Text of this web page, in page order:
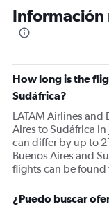
Range:
12
categories.
chart
has
1
Y
axis
displaying
values.
Range:
0
to
2400.
Información
How long is the
Sudáfrica?
LATAM Airlines
Aires to Sudáfrica
can differ by up to
Buenos Aires and
flights can be
¿Puedo buscar